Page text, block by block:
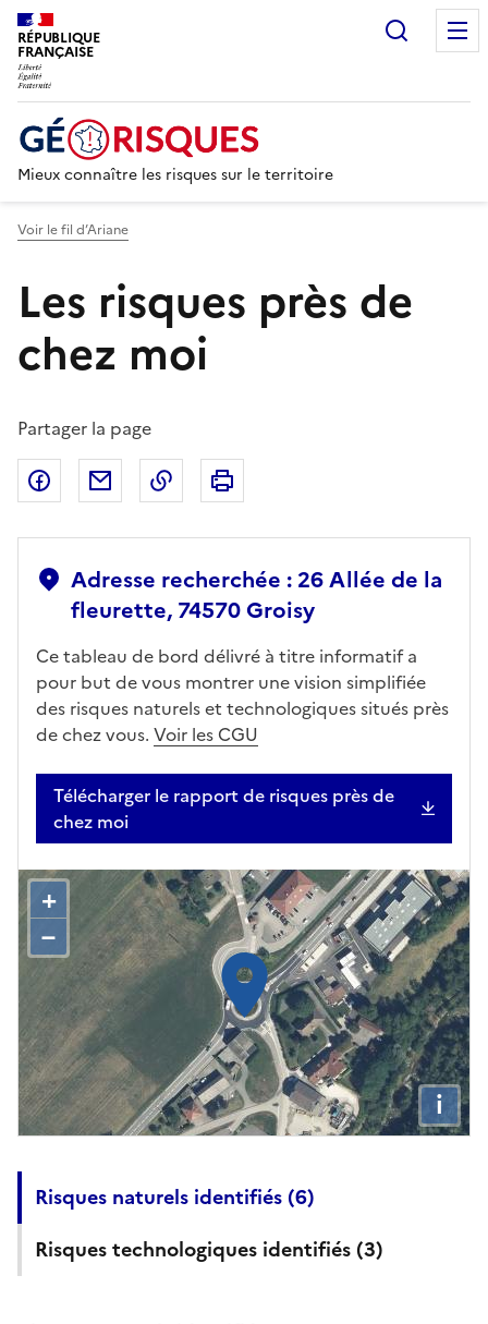
RÉPUBLIQUE
FRANÇAISE
Mieux connaître les risques sur le territoire
Voir le fil d’Ariane
Les risques près de
chez moi
Partager la page
Partager sur Facebook
Partager par emailCopier dans le presse-papier
Adresse recherchée : 26 Allée de la
fleurette, 74570 Groisy
Ce tableau de bord délivré à titre informatif a
pour but de vous montrer une vision simplifiée
des risques naturels et technologiques situés près
de chez vous. Voir les CGU
Télécharger le rapport de risques près de
chez moi
+
–
i
Risques naturels identifiés (6)
Risques technologiques identifiés (3)